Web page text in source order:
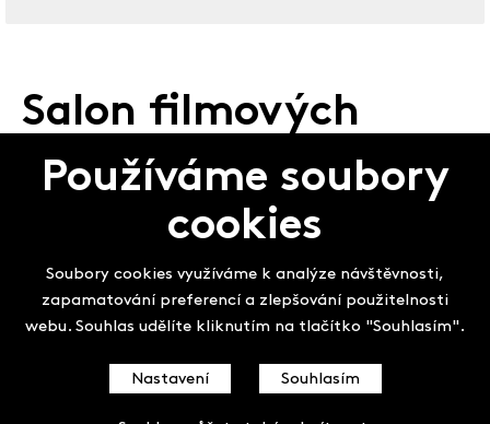
Salon filmových
klapek
Používáme soubory
cookies
Soubory cookies využíváme k analýze návštěvnosti,
zapamatování preferencí a zlepšování použitelnosti
webu. Souhlas udělíte kliknutím na tlačítko "Souhlasím".
Nastavení Souhlasím